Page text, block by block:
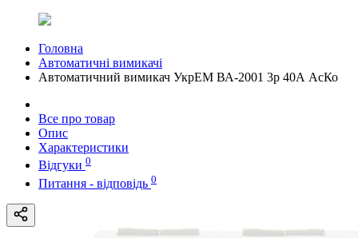
Головна
Автоматичні вимикачі
Автоматичний вимикач УкрЕМ ВА-2001 3р 40А АсКо
Все про товар
Опис
Характеристики
Відгуки 0
Питання - відповідь 0